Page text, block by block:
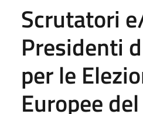
Scrutatori
Presidenti
per le
Europee